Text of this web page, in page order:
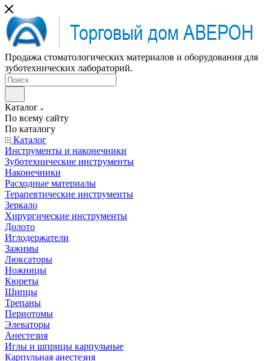
Продажа стоматологических материалов и оборудования для
зуботехнических лабораторий.
Каталог
По всему сайту
По каталогу
Каталог
Инструменты и наконечники
Зуботехнические инструменты
Наконечники
Расходные материалы
Терапевтические инструменты
Зеркало
Хирургические инструменты
Долото
Иглодержатели
Зажимы
Люксаторы
Ножницы
Кюреты
Шипцы
Трепаны
Периотомы
Элеваторы
Анестезия
Иглы и шприцы карпульные
Карпульная анестезия